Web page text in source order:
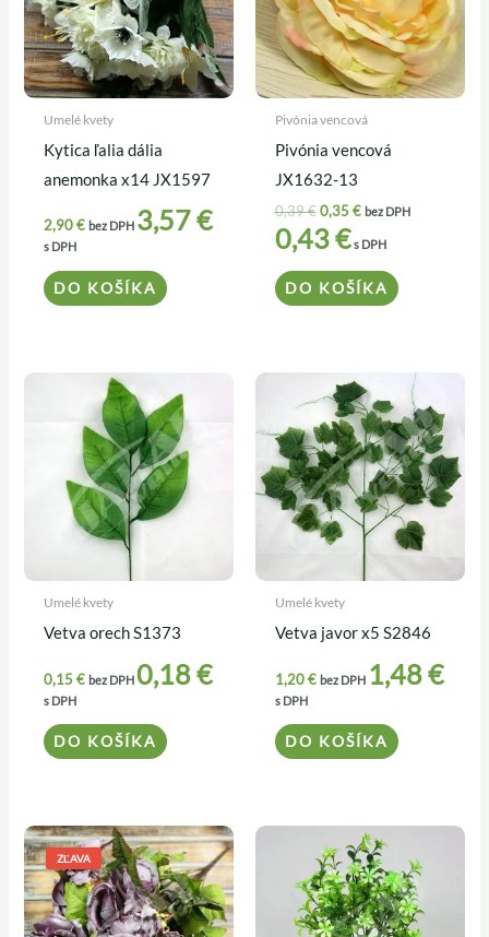
Umelé kvety
Kytica ľalia dália
anemonka x14 JX1597
2,90€ bez DPH 3,57€
s DPH
DO KOŠÍKA
Pivónia vencová
Pivónia vencová
JX1632-13
0,39€ 0,35€ bez DPH
0,43€s DPH
DO KOŠÍKA
Umelé kvety
Vetva orech S1373
0,15€ bez DPH0,18€
s DPH
DO KOŠÍKA
Umelé kvety
Vetva javor x5 S2846
1,20€ bez DPH 1,48€
s DPH
DO KOŠÍKA
ZĽAVA
Pôvodná
cena
bola:
5,60 €.
Aktuálna
cena
je:
4,90 €.